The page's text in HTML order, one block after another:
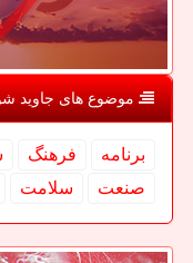
موضوع های جاوید
برنامه فرهنگ
صنعت
سلامت